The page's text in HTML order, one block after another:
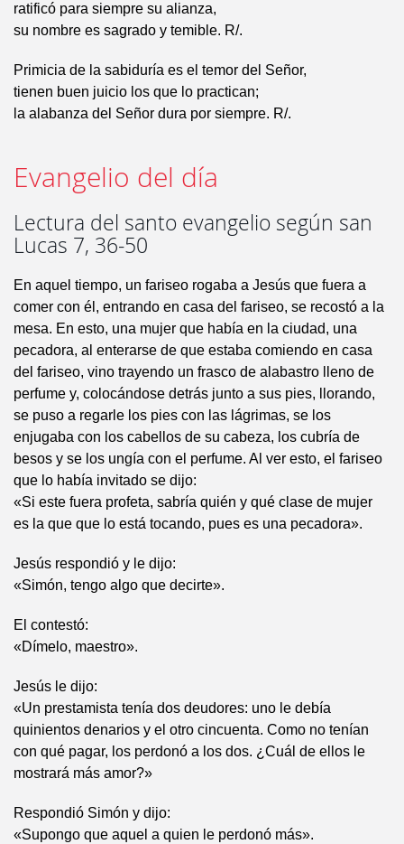
ratificó para siempre su alianza,
su nombre es sagrado y temible. R/.
Primicia de la sabiduría es el temor del Señor,
tienen buen juicio los que lo practican;
la alabanza del Señor dura por siempre. R/.
Evangelio del día
Lectura del santo evangelio según san
Lucas 7, 36-50
En aquel tiempo, un fariseo rogaba a Jesús que fuera a
comer con él, entrando en casa del fariseo, se recostó a la
mesa. En esto, una mujer que había en la ciudad, una
pecadora, al enterarse de que estaba comiendo en casa
del fariseo, vino trayendo un frasco de alabastro lleno de
perfume y, colocándose detrás junto a sus pies, llorando,
se puso a regarle los pies con las lágrimas, se los
enjugaba con los cabellos de su cabeza, los cubría de
besos y se los ungía con el perfume. Al ver esto, el fariseo
que lo había invitado se dijo:
«Si este fuera profeta, sabría quién y qué clase de mujer
es la que que lo está tocando, pues es una pecadora».
Jesús respondió y le dijo:
«Simón, tengo algo que decirte».
El contestó:
«Dímelo, maestro».
Jesús le dijo:
«Un prestamista tenía dos deudores: uno le debía
quinientos denarios y el otro cincuenta. Como no tenían
con qué pagar, los perdonó a los dos. ¿Cuál de ellos le
mostrará más amor?»
Respondió Simón y dijo:
«Supongo que aquel a quien le perdonó más».